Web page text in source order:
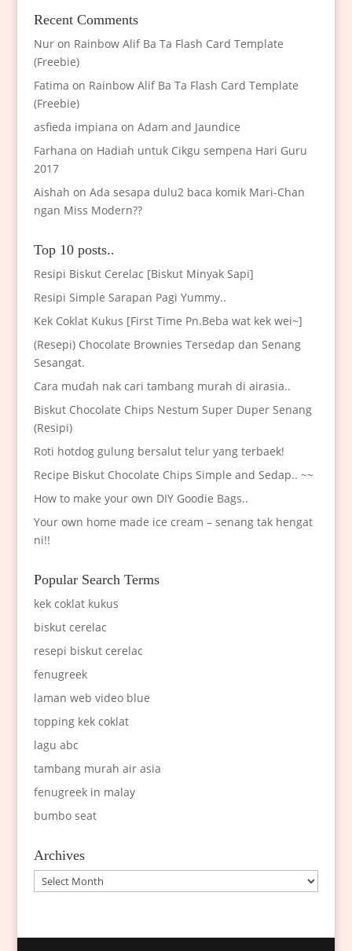
Recent Comments
Nuron Rainbow Alif Ba Ta Flash Card Template
(Freebie)
Fatima on Rainbow Alif Ba Ta Flash Card Template
(Freebie)
asfieda impiana on Adam and Jaundice
Farhana on Hadiah untuk Cikgu sempena Hari Guru
2017
Aishah on Ada sesapa dulu2 baca komik Mari-Chan
ngan Miss Modern??
Top 10 posts..
Resipi Biskut Cerelac [Biskut Minyak Sapi]
Resipi Simple Sarapan Pagi Yummy..
Kek Coklat Kukus [First Time Pn.Beba wat kek wei~]
(Resepi) Chocolate Brownies Tersedap dan Senang
Sesangat.
Cara mudah nak cari tambang murah di airasia..
Biskut Chocolate Chips Nestum Super Duper Senang
(Resipi)
Roti hotdog gulung bersalut telur yang terbaek!
Recipe Biskut Chocolate Chips Simple and Sedap.. ~~
How to make your own DIY Goodie Bags..
Your own home made ice cream – senang tak hengat
ni!!
Popular Search Terms
kek coklat kukus
biskut cerelac
resepi biskut cerelac
fenugreek
laman web video blue
topping kek coklat
lagu abc
tambang murah air asia
fenugreek in malay
bumbo seat
Archives
Archives